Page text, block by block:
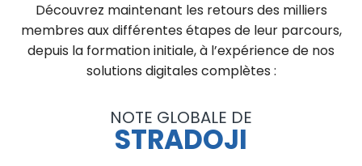
Découvrez maintenant les retours des milliers
membres aux différentes étapes de leur parcours,
depuis la formation initiale, à l’expérience de nos
solutions digitales complètes :
NOTE GLOBALE DE
STRADOJI